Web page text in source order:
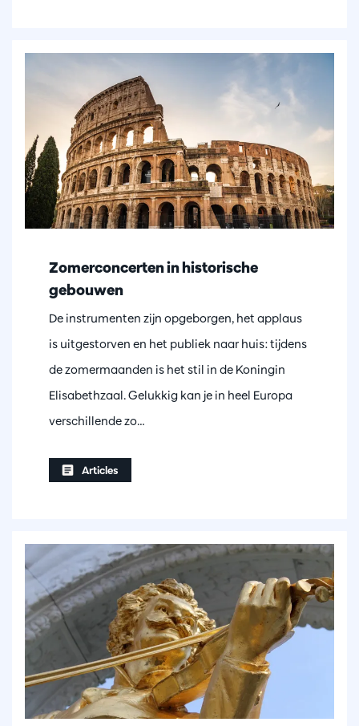
Zomerconcerten in historische
gebouwen
De instrumenten zijn opgeborgen, het applaus
is uitgestorven en het publiek naar huis: tijdens
de zomermaanden is het stil in de Koningin
Elisabethzaal. Gelukkig kan je in heel Europa
verschillende zo…
Articles